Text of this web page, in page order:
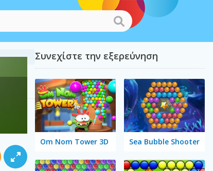
Συνεχίστε την εξερεύνηση
Om Nom Tower 3D Sea Bubble Shooter